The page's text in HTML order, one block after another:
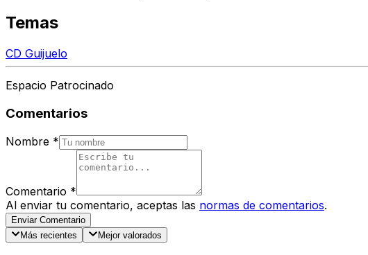
Temas
CD Guijuelo
Espacio Patrocinado
Comentarios
Nombre *
Comentario *
Al enviar tu comentario, aceptas las normas de comentarios.
Enviar Comentario
Más recientes
Mejor valorados